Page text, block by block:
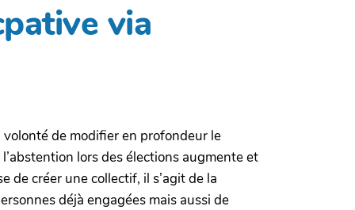
via
volonté de modifier en profondeur le
lors des élections augmente et
de créer une collectif, il s’agit de la
déjà engagées mais aussi de